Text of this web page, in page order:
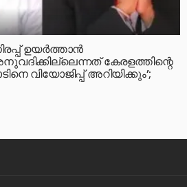
ഉയര്‍ത്താന്‍
കേരളത്തിന്റെ
വിയോജിപ്പ് അറിയിക്കും’;